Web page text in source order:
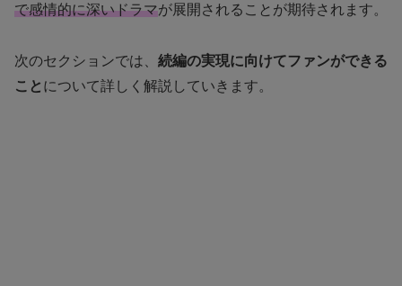
で感情的に深いドラマが展開されることが期待されます。
次のセクションでは、 続編の実現に向けてファンができる
こと について詳しく解説していきます。